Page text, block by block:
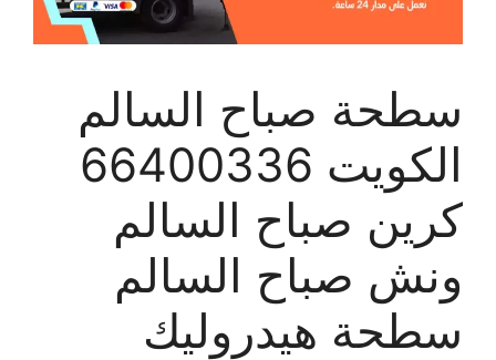
سطحة صباح السالم
الكويت 66400336
كرين صباح السالم
ونش صباح السالم
سطحة هيدروليك